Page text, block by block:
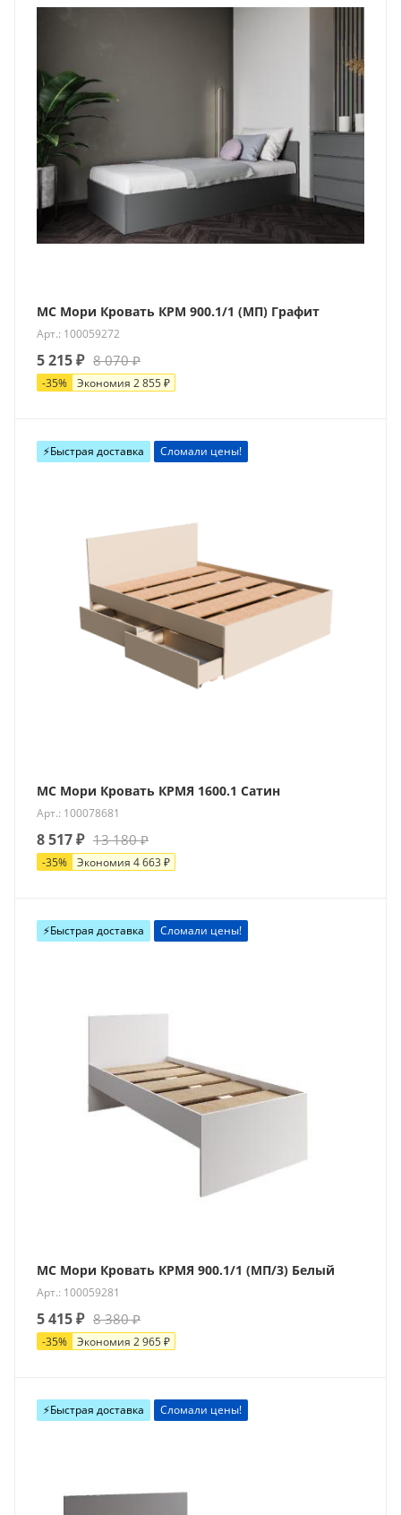
МС Мори Кровать КРМ 900.1/1 (МП) Графит
Арт.: 100059272
5 215₽ 8 070₽
-35% Экономия 2 855₽
⚡️Быстрая доставка Сломали цены!
МС Мори Кровать КРМЯ 1600.1 Сатин
Арт.: 100078681
8 517₽ 13 180₽
-35% Экономия 4 663 ₽
⚡️Быстрая доставка Сломали цены!
МС Мори Кровать КРМЯ 900.1/1 (МП/3) Белый
Арт.: 100059281
5 415₽ 8 380₽
-35% Экономия 2 965₽
⚡️Быстрая доставка Сломали цены!